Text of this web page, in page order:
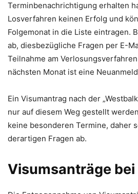
Terminbenachrichtigung erhalten
Losverfahren keinen Erfolg und
Folgemonat in die Liste eintragen.
ab, diesbezügliche Fragen per E-
Teilnahme am
nächsten Monat ist eine
Ein Visumantrag nach der
nur auf diesem Weg gestellt
keine besonderen Termine, daher
derartigen Fragen ab.
Visumsanträge